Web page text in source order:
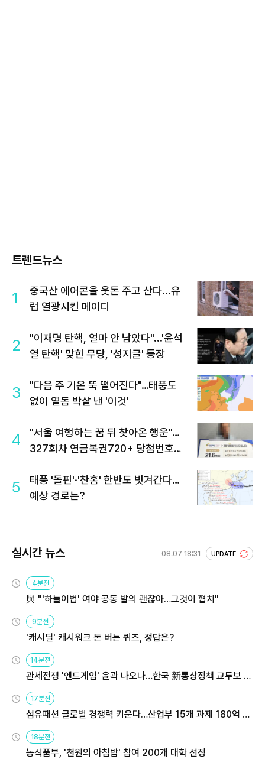
트렌드뉴스
1
중국산 에어콘을 웃돈 주고 산다...유
럽 열광시킨 메이디
2
"이재명 탄핵, 얼마 안 남았다"...'윤석
열 탄핵' 맞힌 무당, '성지글' 등장
3
"다음 주 기온 뚝 떨어진다"…태풍도
없이 열돔 박살 낸 '이것'
4
"서울 여행하는 꿈 뒤 찾아온 행운"…
327회차 연금복권720+ 당첨번호조
5
태풍 '돌핀'·'찬홈' 한반도 빗겨간다…
예상 경로는?
실시간 뉴스 08.07 18:31 UPDATE
4분전
與 "'하늘이법' 여야 공동 발의 괜찮아…그것이 협치"
9분전
'캐시딜' 캐시워크 돈 버는 퀴즈, 정답은?
14분전
관세전쟁 '엔드게임' 윤곽 나오나…한국 新통상정책 교두보 활
용해야
17분전
섬유패션 글로벌 경쟁력 키운다…산업부 15개 과제 180억 지
원
18분전
농식품부, '천원의 아침밥' 참여 200개 대학 선정